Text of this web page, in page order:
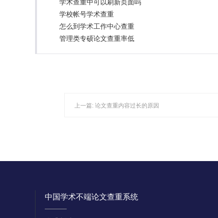
学术查重中可以刷新页面吗
学校帐号学术查重
怎么到学术工作中心查重
管理类专硕论文查重率低
上一篇: 论文查重内容过长的原因
中国学术不端论文查重系统